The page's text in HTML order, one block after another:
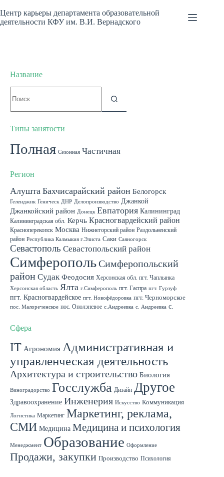
к
сути
Центр карьеры департамента образовательной
деятельности КФУ им. В.И. Вернадского
Название
не
Типы занятости
Полная Сезонная Частичная
Регион
Алушта Бахчисарайский район Белогорск
Геленджик Геническ ДНР Делопроизводство Джанкой
Джанкойский район Донецк Евпатория Калининград
Калининградская обл. Керчь Красногвардейский район
Красноперекопск Москва Нижнегорский район Раздольненский
район Республика Калмыкия г.Элиста Саки Саяногорск
Севастополь Севастопольский район
СимферопольСимферопольский
район Судак Феодосия Херсонская обл. пгт. Чаплынка
Херсонская область Ялта г.Симферополь пгт. Гаспра пгт. Гурзуф
пгт. Красногвардейское пгт. Новофёдоровка пгт. Черноморское
пос. Малореченское пос. Оползневое с.Андреевка с. Андреевка с.
с.Школьное
Сфера
IT Агрономия Административная и
управленческая деятельность
Архитектура и строительство Биология
Виноградорство Госслужба Дизайн Другое
Здравоохранение Инженерия Искусство Коммуникация
Логистика Маркетинг Маркетинг, реклама,
СМИ Медицина Медицина и психология
Менеджмент Образование Оформление
Продажи, закупки Производство Психология